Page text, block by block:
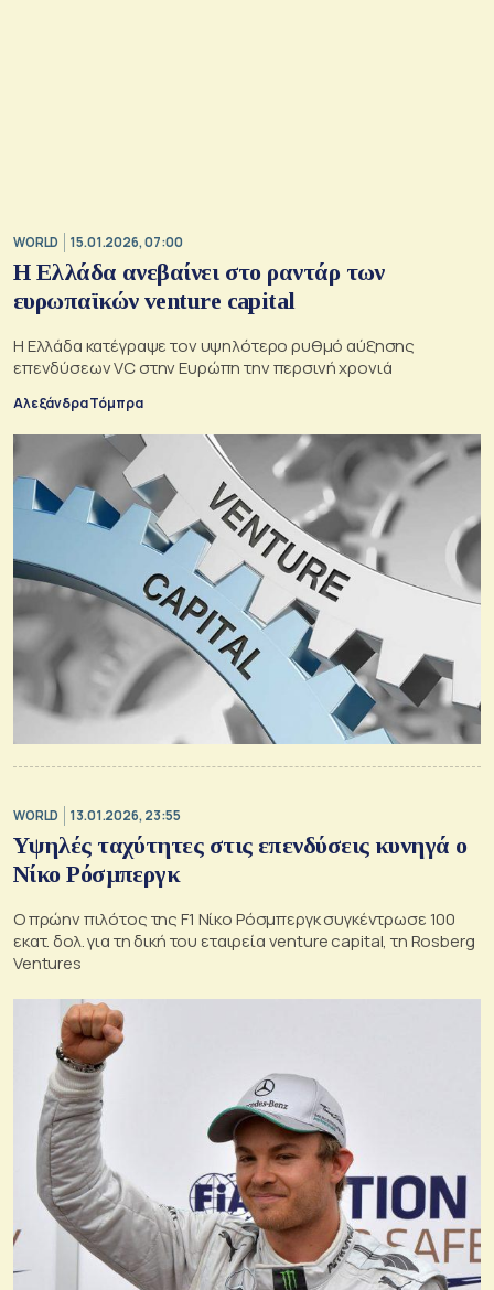
WORLD 15.01.2026, 07:00
Η Ελλάδα ανεβαίνει στο ραντάρ των
ευρωπαϊκών venture capital
Η Ελλάδα κατέγραψε τον υψηλότερο ρυθμό αύξησης
επενδύσεων VC στην Ευρώπη την περσινή χρονιά
Αλεξάνδρα Τόμπρα
WORLD 13.01.2026, 23:55
Υψηλές ταχύτητες στις επενδύσεις κυνηγά ο
Νίκο Ρόσμπεργκ
Ο πρώην πιλότος της F1 Νίκο Ρόσμπεργκ συγκέντρωσε 100
εκατ. δολ. για τη δική του εταιρεία venture capital, τη Rosberg
Ventures